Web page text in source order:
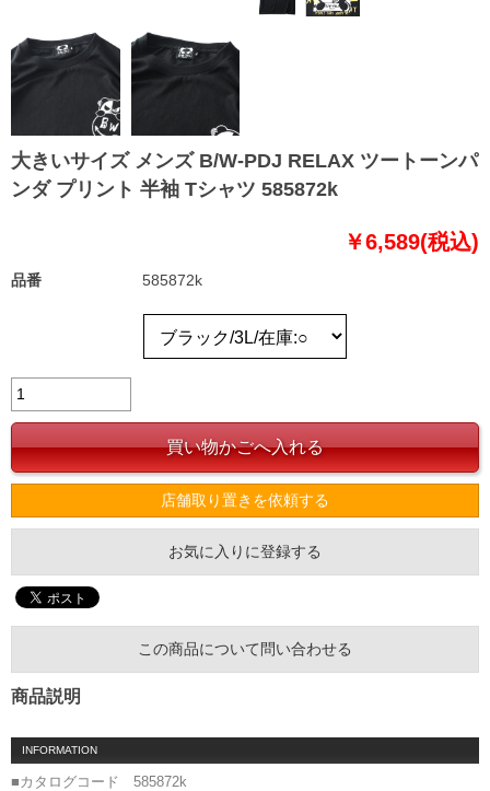
大きいサイズ メンズ B/W-PDJ RELAX ツートーンパ
ンダ プリント 半袖 Tシャツ 585872k
￥6,589(税込)
品番 585872k
店舗取り置きを依頼する
お気に入りに登録する
この商品について問い合わせる
商品説明
INFORMATION
■カタログコード 585872k